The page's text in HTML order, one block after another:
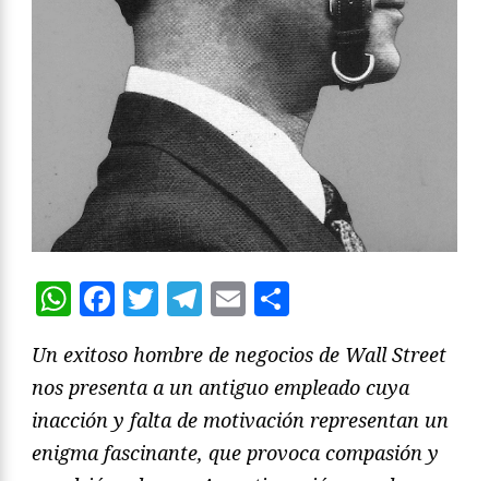
WhatsApp
Facebook
Twitter
Telegram
Email
Un exitoso hombre de negocios de Wall Street
nos presenta a un antiguo empleado cuya
inacción y falta de motivación representan un
enigma fascinante, que provoca compasión y